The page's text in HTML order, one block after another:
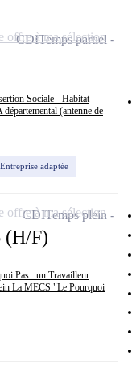
Sociale - Habitat
(antenne de
Entreprise adaptée
CDITemps partiel
offre à ma sélection
(H/F)
Pas : un Travailleur
La MECS "Le Pourquoi
CDITemps plein
offre à ma sélection